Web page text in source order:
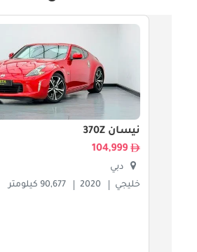
نيسان 370Z
104,999
دبي
خليجي
2020 90,677 كيلومتر